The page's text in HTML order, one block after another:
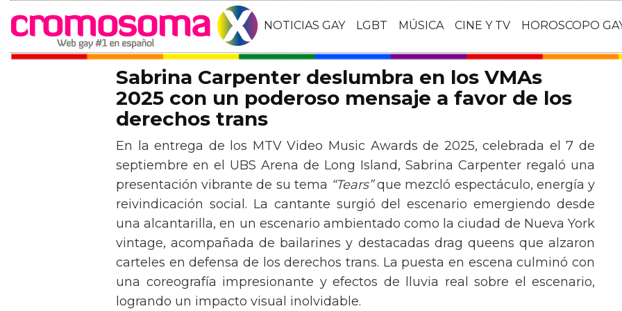
NOTICIAS GAY LGBT MÚSICA CINE Y TV HOROSCOPO
Sabrina Carpenter deslumbra en los VMAs
2025 con un poderoso mensaje a favor de los
derechos trans
En la entrega de los MTV Video Music Awards de 2025, celebrada el 7 de
septiembre en el UBS Arena de Long Island, Sabrina Carpenter regaló una
presentación vibrante de su tema “Tears”que mezcló espectáculo, energía y
reivindicación social. La cantante surgió del escenario emergiendo desde
una alcantarilla, en un escenario ambientado como la ciudad de Nueva York
vintage, acompañada de bailarines y destacadas drag queens que alzaron
carteles en defensa de los derechos trans. La puesta en escena culminó con
una coreografía impresionante y efectos de lluvia real sobre el escenario,
logrando un impacto visual inolvidable.